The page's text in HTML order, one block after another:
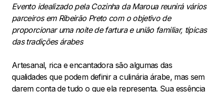
Evento idealizado pela Cozinha da Maroua reunirá vários
parceiros em Ribeirão Preto com o objetivo de
proporcionar uma noite de fartura e união familiar, típicas
das tradições árabes
Artesanal, rica e encantadora são algumas das
qualidades que podem definir a culinária árabe, mas sem
darem conta de tudo o que ela representa. Sua essência